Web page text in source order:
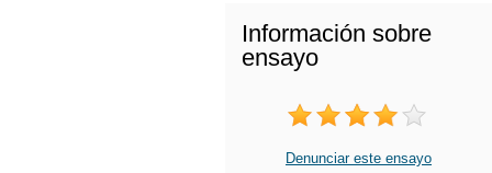
Información sobre
ensayo
Denunciar este ensayo